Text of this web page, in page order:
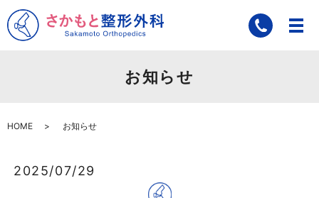
お知らせ
HOME お知らせ
2025/07/29